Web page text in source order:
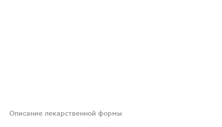
Описание лекарственной формы